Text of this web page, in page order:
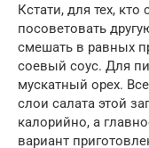
Кстати, для тех,
посоветовать
смешать в равных
соевый соус. Для
мускатный орех.
слои салата этой
калорийно, а
вариант